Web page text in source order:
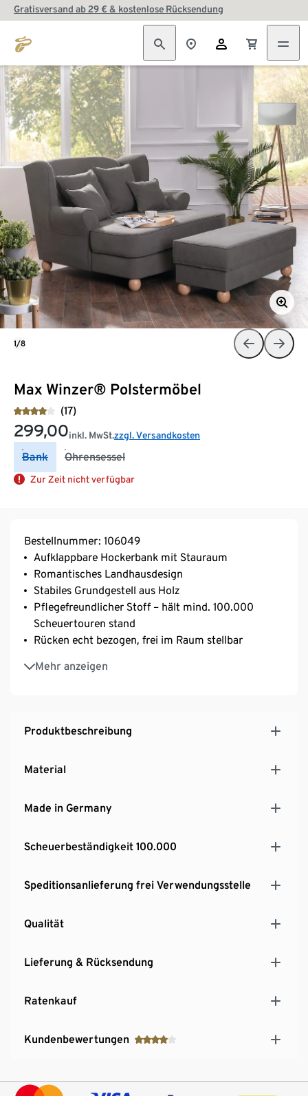
Gratisversand ab 29 € & kostenlose Rücksendung
Max Winzer® Polstermöbel
(17)
299,00inkl. MwSt.zzgl. Versandkosten
Bank Ohrensessel
Zur Zeit nicht verfügbar
1/8
Bestellnummer: 106049
Aufklappbare Hockerbank mit Stauraum
Romantisches Landhausdesign
Stabiles Grundgestell aus Holz
Pflegefreundlicher Stoff – hält mind. 100.000
Scheuertouren stand
Rücken echt bezogen, frei im Raum stellbar
Mehr anzeigen
Aufwändige Verarbeitung mit Kedernähten an der
Passt von der Breite her optimal zum Max Winzer®
Produktbeschreibung
Material
Made in Germany
Scheuerbeständigkeit 100.000
Speditionsanlieferung frei Verwendungsstelle
Qualität
Lieferung & Rücksendung
Ratenkauf
Kundenbewertungen